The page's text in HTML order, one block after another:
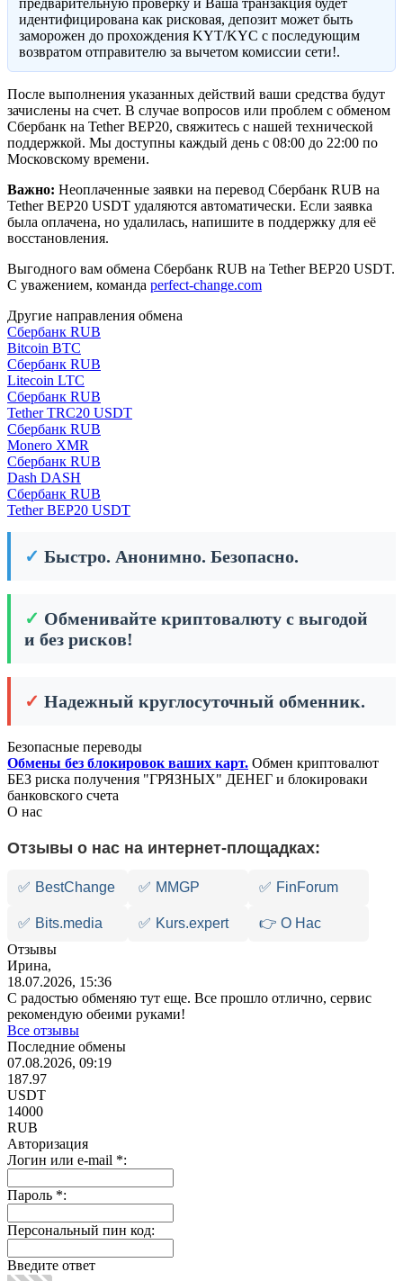
идентифицирована как рисковая, депозит может быть
заморожен до прохождения KYT/KYC с последующим
возвратом отправителю за вычетом комиссии сети!.
После выполнения указанных действий ваши средства будут
зачислены на счет. В случае вопросов или проблем с обменом
Сбербанк на Tether BEP20, свяжитесь с нашей технической
поддержкой. Мы доступны каждый день с 08:00 до 22:00 по
Московскому времени.
Важно: Неоплаченные заявки на перевод Сбербанк RUB на
Tether BEP20 USDT удаляются автоматически. Если заявка
была оплачена, но удалилась, напишите в поддержку для её
восстановления.
Выгодного вам обмена Сбербанк RUB на Tether BEP20 USDT.
С уважением, команда perfect-change.com
Другие направления обмена
Сбербанк RUB
Bitcoin BTC
Сбербанк RUB
Litecoin LTC
Сбербанк RUB
Tether TRC20 USDT
Сбербанк RUB
Monero XMR
Сбербанк RUB
Dash DASH
Сбербанк RUB
Tether BEP20 USDT
✓ Быстро. Анонимно. Безопасно.
✓ Обменивайте криптовалюту с выгодой
и без рисков!
✓ Надежный круглосуточный обменник.
Безопасные переводы
Обмены без блокировок ваших карт. Обмен криптовалют
БЕЗ риска получения "ГРЯЗНЫХ" ДЕНЕГ и блокироваки
банковского счета
О нас
Отзывы о нас на интернет-площадках:
✅ BestChange ✅ MMGP ✅ FinForum
✅ Bits.media ✅ Kurs.expert
👉 О Нас
Отзывы
Ирина,
18.07.2026, 15:36
С радостью обменяю тут еще. Все прошло отлично, сервис
рекомендую обеими руками!
Все отзывы
Последние обмены
07.08.2026, 09:19
187.97
USDT
14000
RUB
Авторизация
Логин или e-mail *:
Пароль *:
Персональный пин код:
Введите ответ